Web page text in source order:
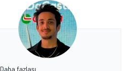
Daha fazlası